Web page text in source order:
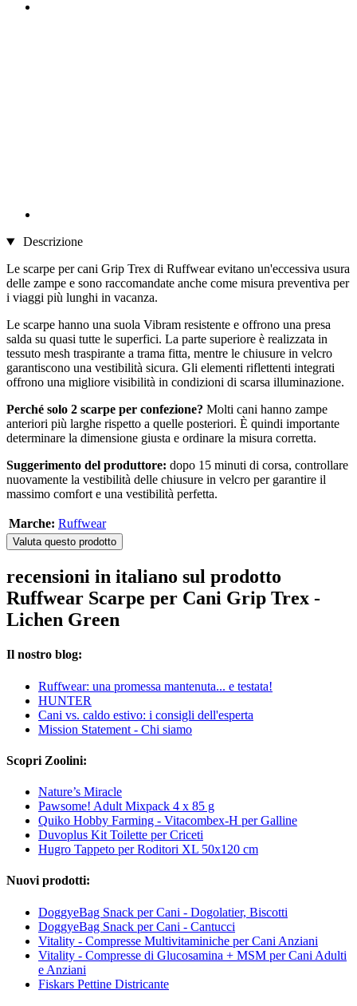
Descrizione
Le scarpe per cani Grip Trex di Ruffwear evitano un'eccessiva usura
delle zampe e sono raccomandate anche come misura preventiva per
i viaggi più lunghi in vacanza.
Le scarpe hanno una suola Vibram resistente e offrono una presa
salda su quasi tutte le superfici. La parte superiore è realizzata in
tessuto mesh traspirante a trama fitta, mentre le chiusure in velcro
garantiscono una vestibilità sicura. Gli elementi riflettenti integrati
offrono una migliore visibilità in condizioni di scarsa illuminazione.
Perché solo 2 scarpe per confezione? Molti cani hanno zampe
anteriori più larghe rispetto a quelle posteriori. È quindi importante
determinare la dimensione giusta e ordinare la misura corretta.
Suggerimento del produttore: dopo 15 minuti di corsa, controllare
nuovamente la vestibilità delle chiusure in velcro per garantire il
massimo comfort e una vestibilità perfetta.
Marche: Ruffwear
Valuta questo prodotto
recensioni in italiano sul prodotto
Ruffwear Scarpe per Cani Grip Trex -
Lichen Green
Il nostro blog:
Ruffwear: una promessa mantenuta... e testata!
HUNTER
Cani vs. caldo estivo: i consigli dell'esperta
Mission Statement - Chi siamo
Scopri Zoolini:
Nature’s Miracle
Pawsome! Adult Mixpack 4 x 85 g
Quiko Hobby Farming - Vitacombex-H per Galline
Duvoplus Kit Toilette per Criceti
Hugro Tappeto per Roditori XL 50x120 cm
Nuovi prodotti:
DoggyeBag Snack per Cani - Dogolatier, Biscotti
DoggyeBag Snack per Cani - Cantucci
Vitality - Compresse Multivitaminiche per Cani Anziani
Vitality - Compresse di Glucosamina + MSM per Cani Adulti
e Anziani
Fiskars Pettine Districante